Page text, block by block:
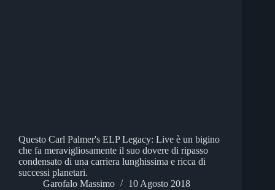
Questo Carl Palmer's ELP Legacy: Live è un bigino
che fa meravigliosamente il suo dovere di ripasso
condensato di una carriera lunghissima e ricca di
successi planetari.
Garofalo Massimo
10 Agosto 2018